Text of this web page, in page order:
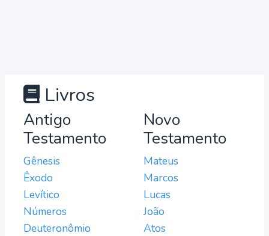
Livros
Antigo
Testamento
Gênesis
Êxodo
Levítico
Números
Deuteronômio
Novo
Testamento
Mateus
Marcos
Lucas
João
Atos